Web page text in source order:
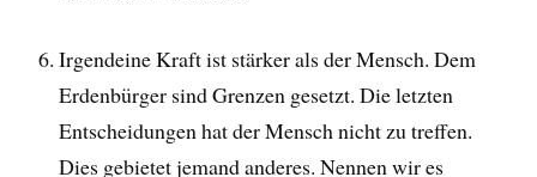
Irgendeine Kraft ist stärker als der Mensch. Dem
Erdenbürger sind Grenzen gesetzt. Die letzten
Entscheidungen hat der Mensch nicht zu treffen.
Dies gebietet jemand anderes. Nennen wir es